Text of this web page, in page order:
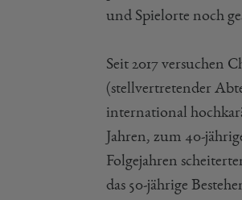
und Spielorte noch
Seit 2017 versuchen
(stellvertretender
international
Jahren, zum 40-
Folgejahren
das 50-jährige